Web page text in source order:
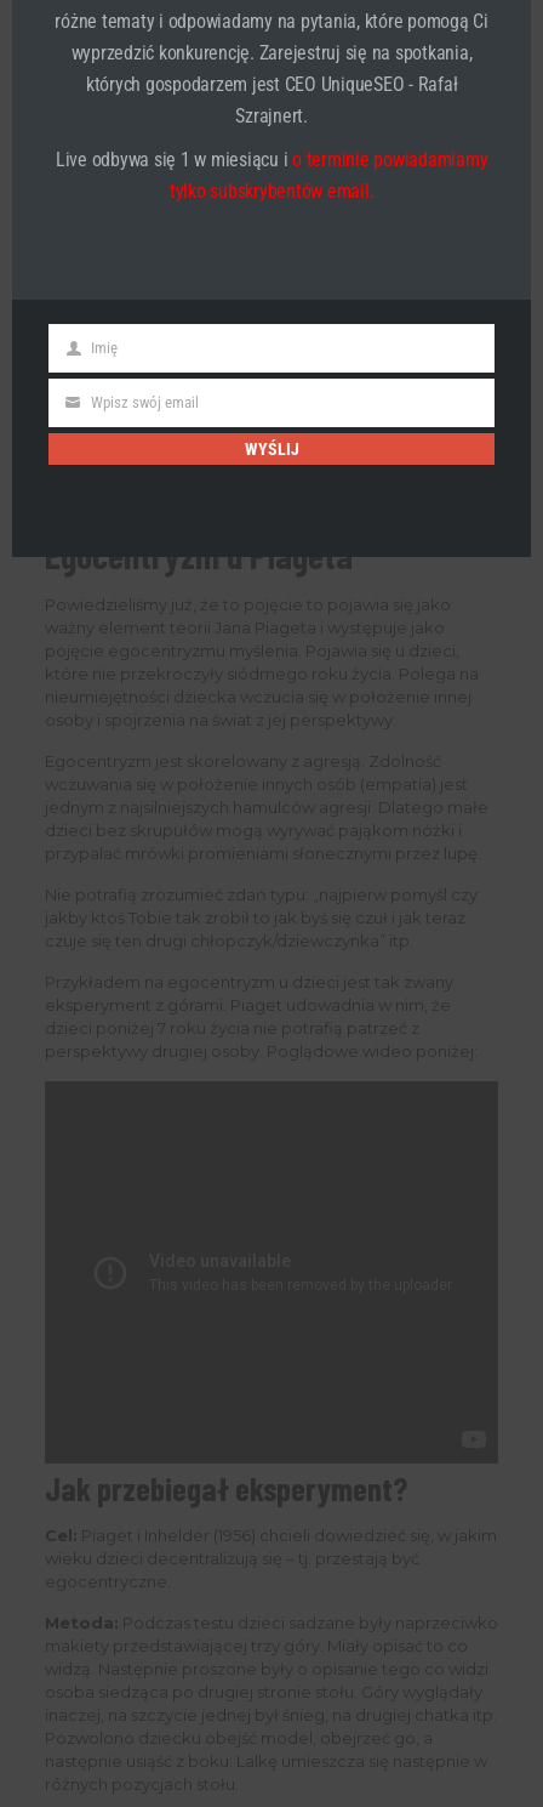
egocentrykiem, psychologia
Najpierw musimy zrozumieć 3 teorie:
Piaget (poruszony wyżej)
Teoria rozwoju moralnego Lawrence’a Kohlberga
Egocentryzm u Piageta
Powiedzieliśmy już, że to pojęcie to pojawia się jako
ważny element teorii Jana Piageta i występuje jako
pojęcie egocentryzmu myślenia. Pojawia się u dzieci,
które nie przekroczyły siódmego roku życia. Polega na
nieumiejętności dziecka wczucia się w położenie innej
osoby i spojrzenia na świat z jej perspektywy.
Egocentryzm jest skorelowany z agresją. Zdolność
wczuwania się w położenie innych osób (empatia) jest
jednym z najsilniejszych hamulców agresji. Dlatego małe
dzieci bez skrupułów mogą wyrywać pająkom nóżki i
przypalać mrówki promieniami słonecznymi przez lupę.
Nie potrafią zrozumieć zdań typu: „najpierw pomyśl czy
jakby ktoś Tobie tak zrobił to jak byś się czuł i jak teraz
czuje się ten drugi chłopczyk/dziewczynka” itp.
Przykładem na egocentryzm u dzieci jest tak zwany
eksperyment z górami. Piaget udowadnia w nim, że
dzieci poniżej 7 roku życia nie potrafią patrzeć z
perspektywy drugiej osoby. Poglądowe wideo poniżej:
Jak przebiegał eksperyment?
Cel: Piaget i Inhelder (1956) chcieli dowiedzieć się, w jakim
wieku dzieci decentralizują się – tj. przestają być
egocentryczne.
Metoda: Podczas testu dzieci sadzane były naprzeciwko
makiety przedstawiającej trzy góry. Miały opisać to co
widzą. Następnie proszone były o opisanie tego co widzi
osoba siedząca po drugiej stronie stołu. Góry wyglądały
inaczej, na szczycie jednej był śnieg, na drugiej chatka itp.
Pozwolono dziecku obejść model, obejrzeć go, a
następnie usiąść z boku. Lalkę umieszcza się następnie w
różnych pozycjach stołu.
różne tematy i odpowiadamy na pytania, które pomogą Ci
wyprzedzić konkurencję. Zarejestruj się na spotkania,
których gospodarzem jest CEO UniqueSEO - Rafał
Szrajnert.
Live odbywa się 1 w miesiącu i o terminie powiadamiamy
tylko subskrybentów email.
First
Name
Imię
Email Wpisz swój email
WYŚLIJ